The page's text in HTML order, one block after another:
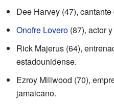
Dee Harvey (47),
Onofre Lovero (87), actor
Rick Majerus (64),
estadounidense.
Ezroy Millwood (70),
jamaicano.